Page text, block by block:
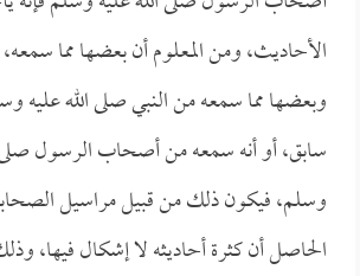
الأحاديث، ومن المعلوم أن بعضها مما
وبعضها مما سمعه من النبي صلى الله
سابق، أو أنه سمعه من أصحاب الرسول صلى
وسلم، فيكون ذلك من قبيل مراسيل
الحاصل أن كثرة أحاديثه لا إشكال فيها،